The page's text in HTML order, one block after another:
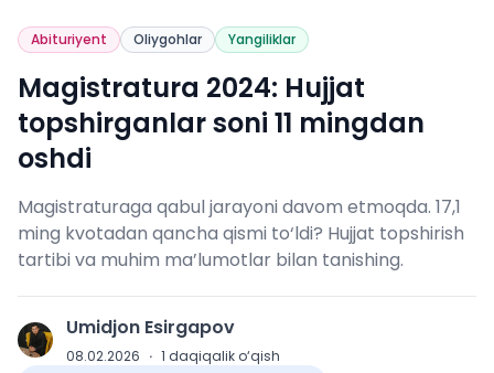
Abituriyent Oliygohlar Yangiliklar
Magistratura 2024: Hujjat
topshirganlar soni 11 mingdan
oshdi
Magistraturaga qabul jarayoni davom etmoqda. 17,1
ming kvotadan qancha qismi to‘ldi? Hujjat topshirish
tartibi va muhim ma’lumotlar bilan tanishing.
U Umidjon Esirgapov
08.02.2026 · 1 daqiqalik o‘qish